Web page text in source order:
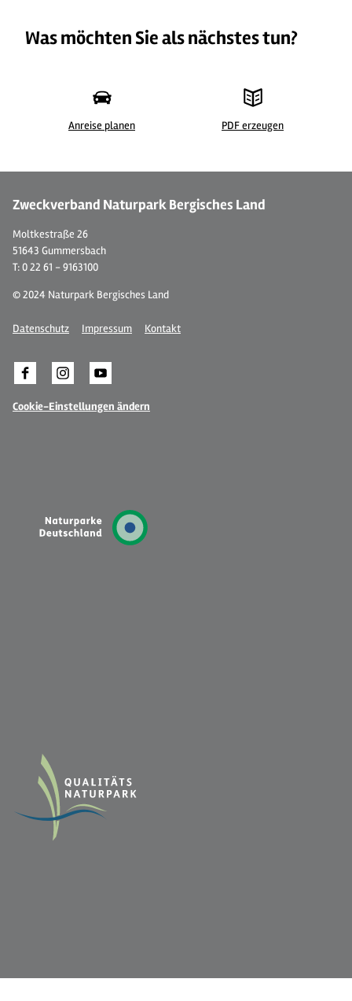
Was möchten Sie als nächstes tun?
Anreise planen PDF erzeugen
Zweckverband Naturpark Bergisches Land
Moltkestraße 26
51643 Gummersbach
T: 0 22 61 - 9163100
© 2024 Naturpark Bergisches Land
Datenschutz Impressum Kontakt
Cookie-Einstellungen ändern